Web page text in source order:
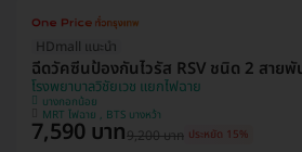
HDmall แนะนำ
ฉีดวัคซีนป้องกันไวรัส RSV ชนิด 2 สายพั
โรงพยาบาลวิชัยเวช แยกไฟฉาย
บางกอกน้อย
MRT ไฟฉาย , BTS บางหว้า
7,590 บาท9,200 บาท ประหยัด 15%